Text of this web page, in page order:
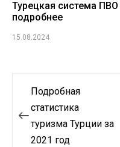
Турецкая система ПВО
подробнее
15.08.2024
Навигация
по
записям
Подробная
статистика
туризма Турции за
2021 год